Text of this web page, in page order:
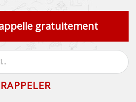
gratuitement